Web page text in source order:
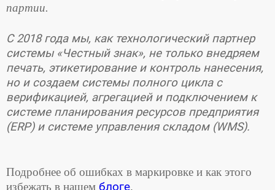
партии.
С 2018 года мы, как технологический партнер
системы «Честный знак», не только внедряем
печать, этикетирование и контроль нанесения,
но и создаем системы полного цикла с
верификацией, агрегацией и подключением к
системе планирования ресурсов предприятия
(ERP) и системе управления складом (WMS).
Подробнее об ошибках в маркировке и как этого
избежать в нашем блоге.